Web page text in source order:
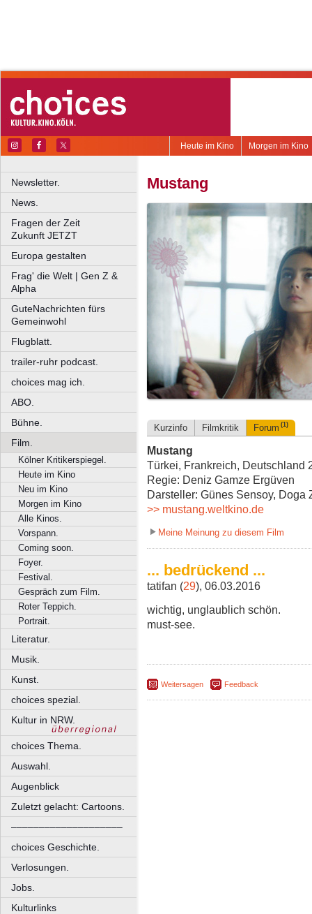
Morgen im Kino
Heute im Kino
Newsletter.
News.
Fragen der Zeit
Zukunft JETZT
Europa gestalten
Frag' die Welt | Gen Z &
Alpha
GuteNachrichten fürs
Gemeinwohl
Flugblatt.
trailer-ruhr podcast.
choices mag ich.
ABO.
Bühne.
Film.
Kölner Kritikerspiegel.
Heute im Kino
Neu im Kino
Morgen im Kino
Alle Kinos.
Vorspann.
Coming soon.
Foyer.
Festival.
Gespräch zum Film.
Roter Teppich.
Portrait.
Literatur.
Musik.
Kunst.
choices spezial.
Kultur in NRW.
choices Thema.
Auswahl.
Augenblick
Zuletzt gelacht: Cartoons.
––––––––––––––––––––
choices Geschichte.
Verlosungen.
Jobs.
Kulturlinks
Mustang
Kurzinfo Filmkritik Forum (1)
Mustang
Türkei, Frankreich, Deutschland
Regie: Deniz Gamze Ergüven
Darsteller: Günes Sensoy,
>> mustang.weltkino.de
Meine Meinung zu diesem Film
... bedrückend ...
tatifan (29), 06.03.2016
wichtig, unglaublich schön.
must-see.
Weitersagen Feedback